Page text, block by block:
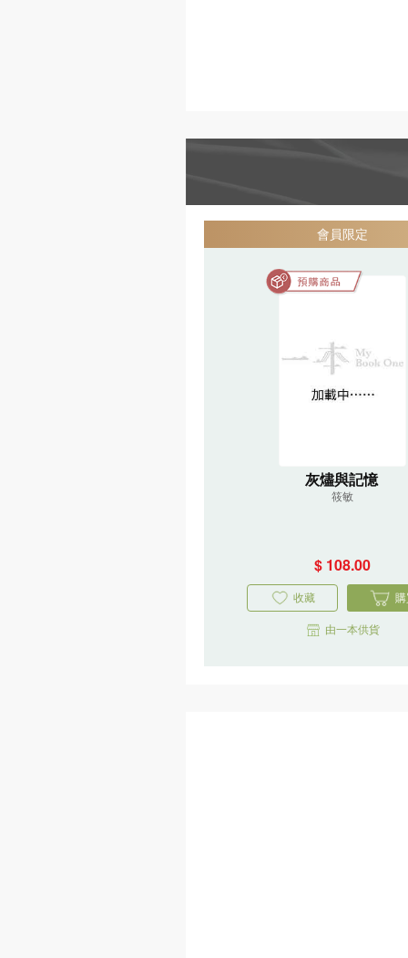
會員限定
灰燼與記憶
筱敏
$ 108.00
收藏
由一本供貨